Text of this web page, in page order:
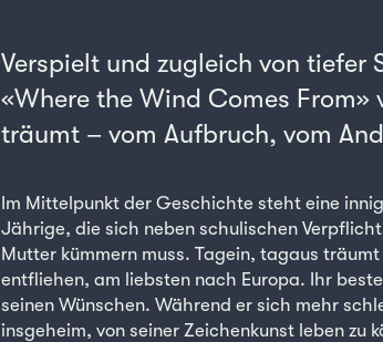
Verspielt und zugleich von tiefer
«Where the Wind Comes
träumt – vom Aufbruch, vom
Im Mittelpunkt der Geschichte steht eine
Jährige, die sich neben schulischen
Mutter kümmern muss. Tagein, tagaus
entfliehen, am liebsten nach Europa. Ihr
seinen Wünschen. Während er sich mehr
insgeheim, von seiner Zeichenkunst leben